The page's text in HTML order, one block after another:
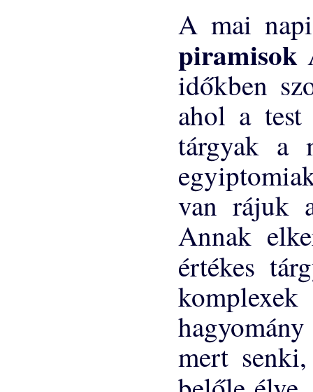
A mai
piramisok
időkben
ahol a
tárgyak a
van rájuk
Annak
értékes
mert